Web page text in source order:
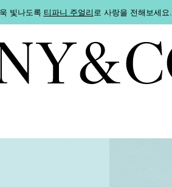
빛나도록 티파니 주얼리로 사랑을 전해보세요.